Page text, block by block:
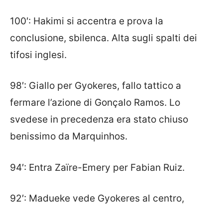
100′: Hakimi si accentra e prova la
conclusione, sbilenca. Alta sugli spalti dei
tifosi inglesi.
98′: Giallo per Gyokeres, fallo tattico a
fermare l’azione di Gonçalo Ramos. Lo
svedese in precedenza era stato chiuso
benissimo da Marquinhos.
94′: Entra Zaïre-Emery per Fabian Ruiz.
92′: Madueke vede Gyokeres al centro,